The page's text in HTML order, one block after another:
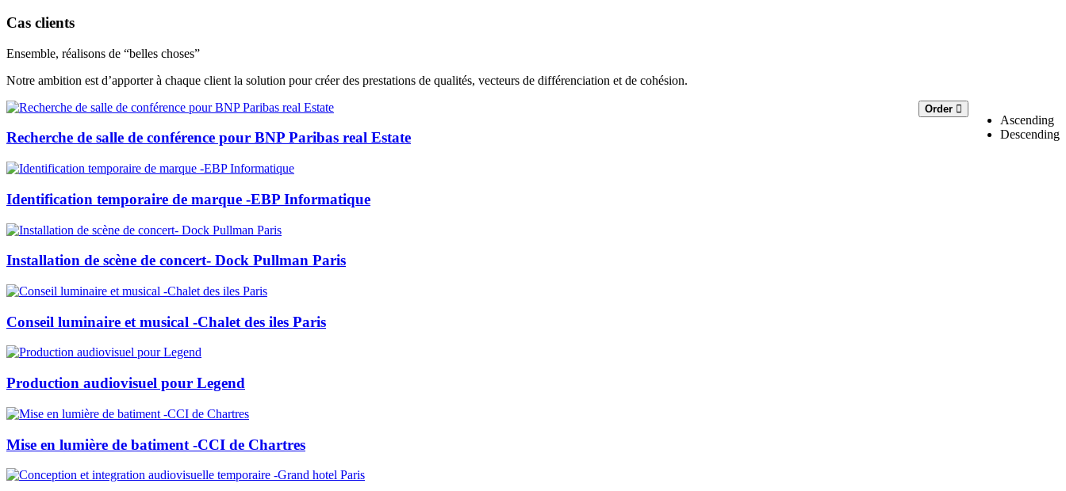
Cas clients
Ensemble, réalisons de “belles choses”
Notre ambition est d’apporter à chaque client la solution pour créer des prestations de qualités, vecteurs de différenciation et de cohésion.
Order
Ascending
Descending
Recherche de salle de conférence pour BNP Paribas real Estate
Identification temporaire de marque -EBP Informatique
Installation de scène de concert- Dock Pullman Paris
Conseil luminaire et musical -Chalet des iles Paris
Production audiovisuel pour Legend
Mise en lumière de batiment -CCI de Chartres